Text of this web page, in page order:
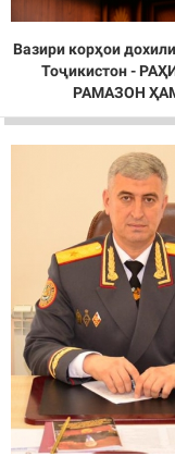
Вазири корҳои
Тоҷикистон -
РАМАЗОН